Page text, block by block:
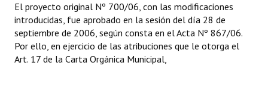
Datos Históricos
Premio al Mérito - Registro
Audiencias Públicas - Registro
El proyecto original Nº 700/06, con las modificaciones
introducidas, fue aprobado en la sesión del día 28 de
septiembre de 2006, según consta en el Acta Nº 867/06.
Por ello, en ejercicio de las atribuciones que le otorga el
Art. 17 de la Carta Orgánica Municipal,